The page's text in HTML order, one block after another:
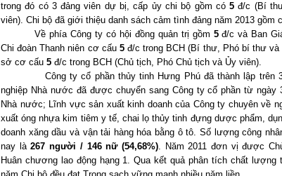
trong đó có 3 đảng viên dự bị, cấp ủy chi bộ gồm có5 đ/c (Bí
viên). Chi bộ đã giới thiệu danh sách cảm tình đảng năm 2013 gồm
Về phía Công ty có hội đồng quản trị gồm 5đ/c và Ban
Chi đoàn Thanh niên cơ cấu 5đ/c trong BCH (Bí thư, Phó bí thư và
sở cơ cấu 5 đ/c trong BCH (Chủ tịch, Phó Chủ tịch và Ủy viên).
Công ty cổ phần thủy tinh Hưng Phú đã thành lập trên
nghiệp Nhà nước đã được chuyển sang Công ty cổ phần từ ngày
Nhà nước; Lĩnh vực sản xuất kinh doanh của Công ty chuyên về
xuất óng nhựa kim tiêm y tế, chai lọ thủy tinh đựng dược phẩm,
doanh xăng dầu và vận tải hàng hóa bằng ô tô. Số lượng công
nay là267 người / 146 nữ (54,68%). Năm 2011 đơn vị được
Huân chương lao động hạng 1. Qua kết quả phân tích chất